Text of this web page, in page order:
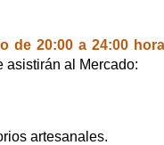
de 20:00 a 24:00
asistirán al Mercado:
artesanales.